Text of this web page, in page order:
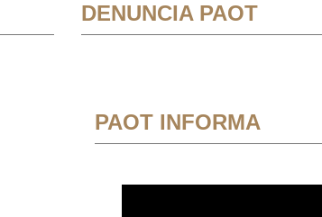
DENUNCIA PAOT
PAOT INFORMA